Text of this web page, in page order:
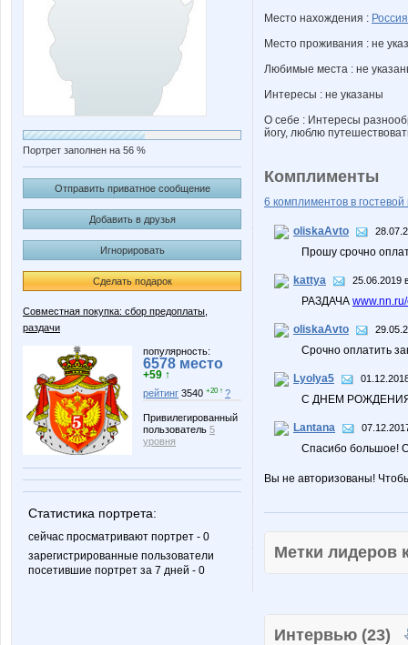
Портрет заполнен на 56 %
Отправить приватное сообщение
Добавить в друзья
Игнорировать
Сделать подарок
Совместная покупка: сбор предоплаты,
раздачи
популярность:
6578 место
+59 ↑
рейтинг 3540 +20 ↑ ?
Привилегированный
пользователь 5
уровня
Статистика портрета:
сейчас просматривают портрет - 0
зарегистрированные пользователи
посетившие портрет за 7 дней - 0
Место нахождения : Россия
Место проживания : не
Любимые места : не
Интересы : не указаны
О себе : Интересы
йогу, люблю
Комплименты
6 комплиментов в гостевой
oliskaAvto
Прошу срочно
kattya 25.06.2019
РАЗДАЧА
oliskaAvto
Срочно оплатить
Lyolya5
С ДНЕМ
Lantana
Спасибо большое!
Вы не авторизованы!
Метки
Интервью (23)